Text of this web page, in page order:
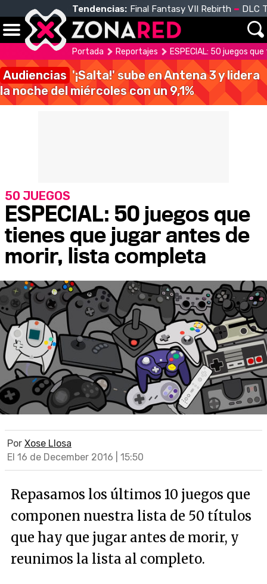
Tendencias: Final Fantasy VII Rebirth DLC
Portada Reportajes ESPECIAL: 50 juegos
Audiencias '¡Salta!' sube en Antena 3 y lidera
la noche del miércoles con un 9,1%
ESPECIAL: 50 juegos que
tienes que jugar antes de
morir, lista completa
50 JUEGOS
Por Xose Llosa
El 16 de December 2016 | 15:50
Repasamos los últimos 10 juegos que
componen nuestra lista de 50 títulos
que hay que jugar antes de morir, y
reunimos la lista al completo.